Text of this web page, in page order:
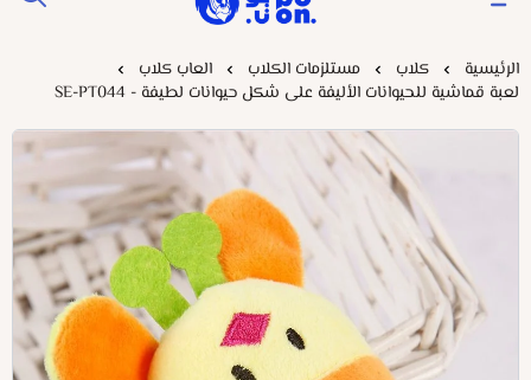
Baboonstore
الرئيسية كلاب مستلزمات الكلاب
العاب كلاب
لعبة قماشية للحيوانات الأليفة على شكل حيوانات لطيفة - SE-PT044